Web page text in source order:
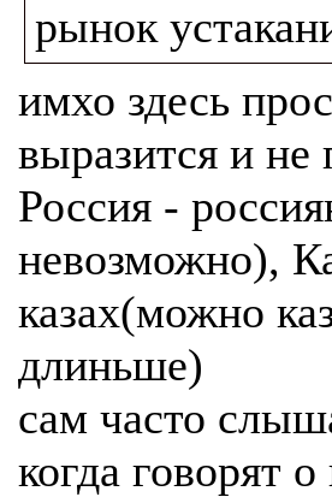
рынок
имхо здесь
выразится и не
Россия -
невозможно),
казах(можно
длиньше)
сам часто
когда говорят